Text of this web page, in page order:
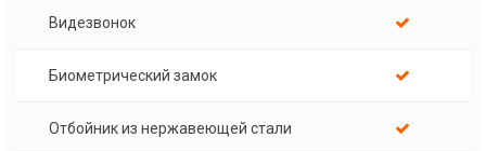
Видезвонок
Биометрический замок
Отбойник из нержавеющей стали